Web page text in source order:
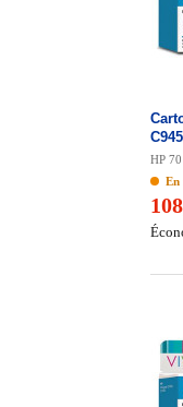
HP
En